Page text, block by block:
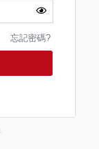
忘記密碼?